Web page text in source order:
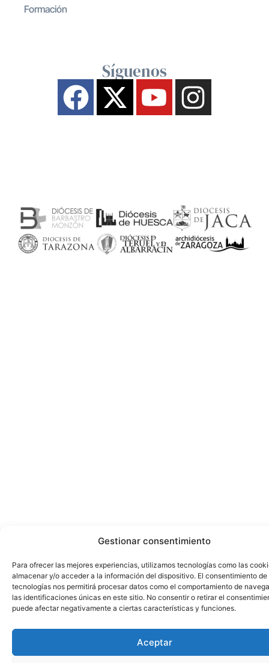
Gestionar consentimiento
Para ofrecer las mejores experiencias, utilizamos tecnologías como las
almacenar y/o acceder a la información del dispositivo. El consentimiento de
tecnologías nos permitirá procesar datos como el comportamiento de
las identificaciones únicas en este sitio. No consentir o retirar el
puede afectar negativamente a ciertas características y funciones.
Aceptar
Formación
Síguenos